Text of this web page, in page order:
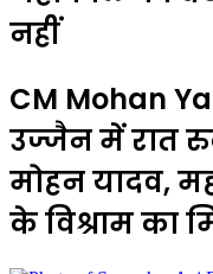
नहीं
CM Mohan
उज्जैन में रात
मोहन यादव,
के विश्राम का